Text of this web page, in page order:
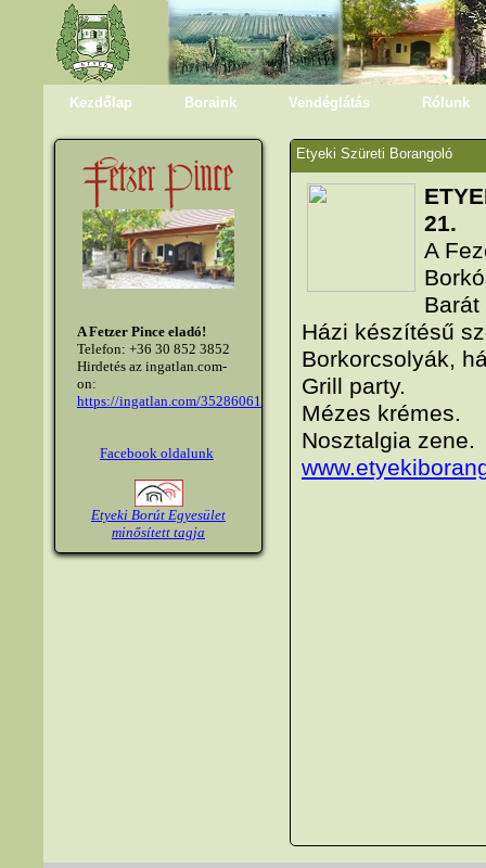
Kezdőlap Boraink Vendéglátás Rólunk
A Fetzer Pince eladó!
Telefon: +36 30 852 3852
Hirdetés az ingatlan.com-
on:
https://ingatlan.com/35286061
Facebook oldalunk
Etyeki Borút Egyesület
minősített tagja
Etyeki Szüreti Borangoló
21.
A
Házi készítésű
Borkorcsolyák,
Grill party.
Mézes krémes.
Nosztalgia zene.